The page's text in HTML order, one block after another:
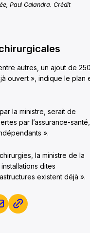
Paul Calandra. Crédit
autres, un ajout de
ouvert », indique le plan
la ministre, serait de
par l’assurance-santé,
».
la ministre de la
dites
existent déjà ».